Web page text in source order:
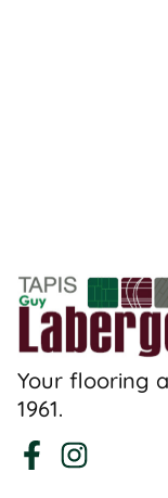
Your flooring
1961.